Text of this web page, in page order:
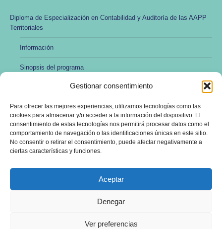
Gestionar consentimiento
Para ofrecer las mejores experiencias, utilizamos tecnologías como las
cookies para almacenar y/o acceder a la información del dispositivo. El
consentimiento de estas tecnologías nos permitirá procesar datos como el
comportamiento de navegación o las identificaciones únicas en este sitio.
No consentir o retirar el consentimiento, puede afectar negativamente a
ciertas características y funciones.
Aceptar
Denegar
Ver preferencias
Diploma de Especialización en Contabilidad y Auditoría de las AAPP
Territoriales
Información
Sinopsis del programa
Modalidad no presencial y online
Preincripción y matrícula
Profesorado
Dirección y administración